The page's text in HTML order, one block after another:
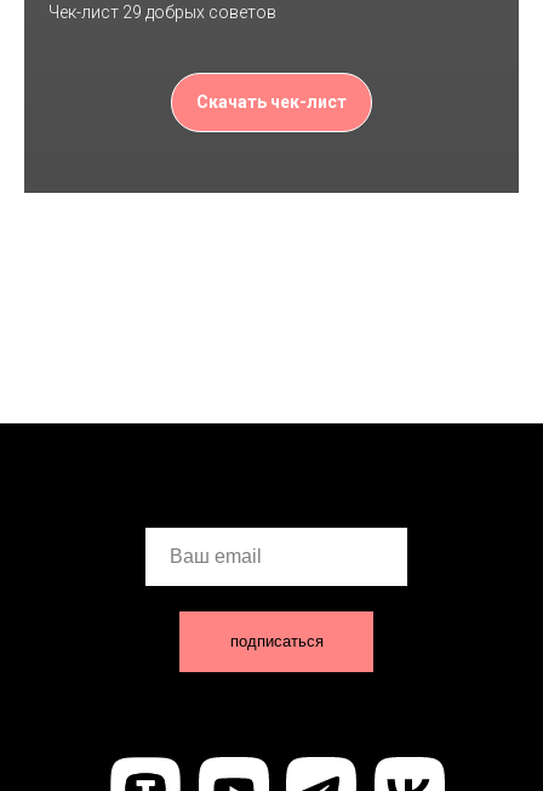
Чек-лист 29 добрых советов
Скачать чек-лист
подписаться